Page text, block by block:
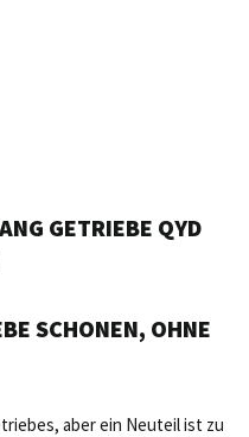
GETRIEBE QYD
SCHONEN, OHNE
aber ein Neuteil ist zu